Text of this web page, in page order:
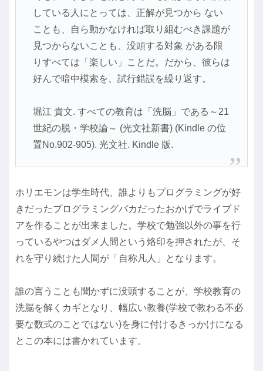
している人にとっては、正解が見つから ない
ことも、自ら動かなければ取り組むべき課題が
見つからないことも、没頭する対象 がある限
りすべては「楽しい」ことだ。だから、彼らは
好んで暗中模索を、試行錯誤を繰り返す。
堀江 貴文. すべての教育は「洗脳」である～21
世紀の脱・学校論～ (光文社新書) (Kindle の位
置No.902-905). 光文社. Kindle 版.
ホリエモンは学生時代、誰よりもプログラミングが好
きだったプログラミングバカだったおかげでライブド
アを作ることが出来ました。学校で勉強以外の事を行
っているやつはダメ人間という烙印を押されたが、そ
れを守り続けた人間が「自称凡人」となります。
誰の言うことも聞かずに没頭することが、学校教育の
洗脳を解くカギとなり、幅広い教養(学校で教わる不必
要な数式のことではない)を身に付けるきっかけになる
とこの本には書かれています。